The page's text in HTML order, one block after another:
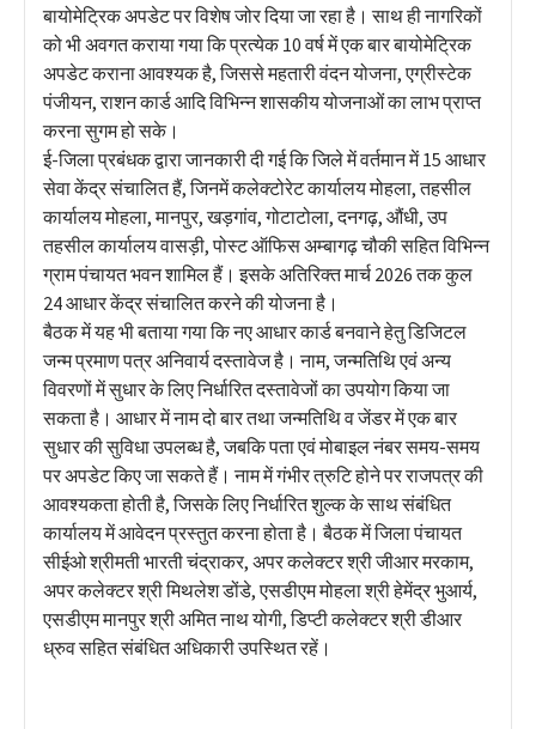
बायोमेट्रिक अपडेट पर विशेष जोर दिया जा रहा है। साथ ही नागरिकों
को भी अवगत कराया गया कि प्रत्येक 10 वर्ष में एक बार बायोमेट्रिक
अपडेट कराना आवश्यक है, जिससे महतारी वंदन योजना, एग्रीस्टेक
पंजीयन, राशन कार्ड आदि विभिन्न शासकीय योजनाओं का लाभ प्राप्त
करना सुगम हो सके।
ई-जिला प्रबंधक द्वारा जानकारी दी गई कि जिले में वर्तमान में 15 आधार
सेवा केंद्र संचालित हैं, जिनमें कलेक्टोरेट कार्यालय मोहला, तहसील
कार्यालय मोहला, मानपुर, खड़गांव, गोटाटोला, दनगढ़, औंधी, उप
तहसील कार्यालय वासड़ी, पोस्ट ऑफिस अम्बागढ़ चौकी सहित विभिन्न
ग्राम पंचायत भवन शामिल हैं। इसके अतिरिक्त मार्च 2026 तक कुल
24 आधार केंद्र संचालित करने की योजना है।
बैठक में यह भी बताया गया कि नए आधार कार्ड बनवाने हेतु डिजिटल
जन्म प्रमाण पत्र अनिवार्य दस्तावेज है। नाम, जन्मतिथि एवं अन्य
विवरणों में सुधार के लिए निर्धारित दस्तावेजों का उपयोग किया जा
सकता है। आधार में नाम दो बार तथा जन्मतिथि व जेंडर में एक बार
सुधार की सुविधा उपलब्ध है, जबकि पता एवं मोबाइल नंबर समय-समय
पर अपडेट किए जा सकते हैं। नाम में गंभीर त्रुटि होने पर राजपत्र की
आवश्यकता होती है, जिसके लिए निर्धारित शुल्क के साथ संबंधित
कार्यालय में आवेदन प्रस्तुत करना होता है। बैठक में जिला पंचायत
सीईओ श्रीमती भारती चंद्राकर, अपर कलेक्टर श्री जीआर मरकाम,
अपर कलेक्टर श्री मिथलेश डोंडे, एसडीएम मोहला श्री हेमेंद्र भुआर्य,
एसडीएम मानपुर श्री अमित नाथ योगी, डिप्टी कलेक्टर श्री डीआर
ध्रुव सहित संबंधित अधिकारी उपस्थित रहें।